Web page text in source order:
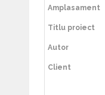
Amplasament
Titlu proiect
Autor
Client